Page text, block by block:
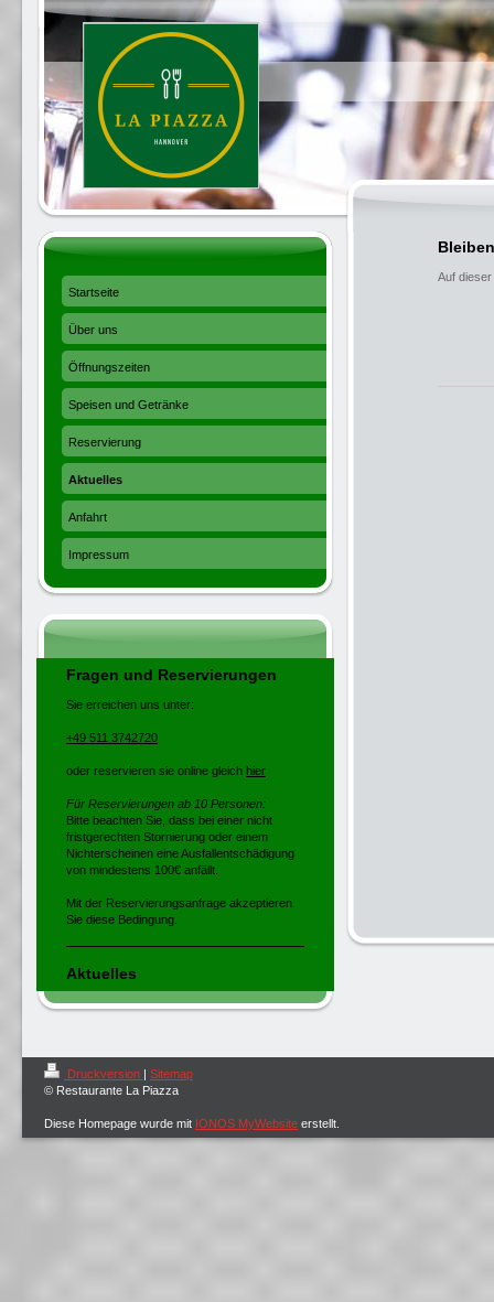
Auf
Startseite
Über uns
Öffnungszeiten
Speisen und Getränke
Reservierung
Aktuelles
Anfahrt
Impressum
Fragen und Reservierungen
Sie erreichen uns unter:
+49 511 3742720
oder reservieren sie online gleich hier
Für Reservierungen ab 10 Personen:
Bitte beachten Sie, dass bei einer nicht
fristgerechten Stornierung oder einem
Nichterscheinen eine Ausfallentschädigung
von mindestens 100€ anfällt.
Mit der Reservierungsanfrage akzeptieren
Sie diese Bedingung.
Aktuelles
Druckversion | Sitemap
© Restaurante La Piazza
Diese Homepage wurde mit IONOS MyWebsite erstellt.